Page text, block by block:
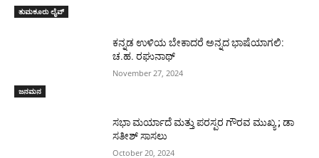
ತುಮಕೂರು ಲೈವ್
ಜನಮನ
ಕನ್ನಡ ಉಳಿಯ ಬೇಕಾದರೆ ಅನ್ನದ ಭಾಷೆಯಾಗಲಿ:
ಚ.ಹ. ರಘುನಾಥ್
November 27, 2024
ಸಭಾ ಮರ್ಯಾದೆ ಮತ್ತು ಪರಸ್ಪರ ಗೌರವ ಮುಖ್ಯ ; ಡಾ
ಸತೀಶ್ ಸಾಸಲು
October 20, 2024